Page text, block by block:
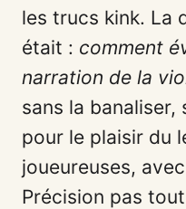
les trucs kink. La
était : comment
narration de la
sans la banaliser,
pour le plaisir du
joueureuses,
Précision pas